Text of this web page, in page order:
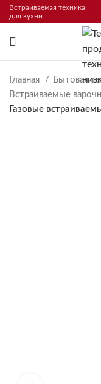
Встраиваемая техника
для кухни
Главная
Бытовая
Встраиваемые
Газовые